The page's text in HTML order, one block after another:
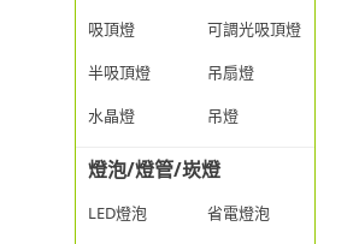
吸頂燈
可調光吸頂燈
半吸頂燈
吊扇燈
水晶燈
吊燈
燈泡/燈管/崁燈
LED燈泡
省電燈泡